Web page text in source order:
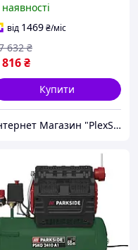
електричний,
повітряні
CQS
від 1469₴/міс
₴
632 ₴
Купити
Інтернет Магазин "PlexStore"